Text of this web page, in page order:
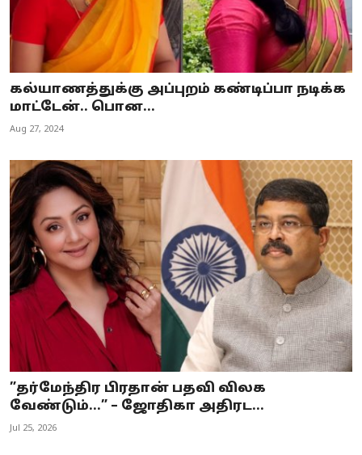
கல்யாணத்துக்கு அப்புறம் கண்டிப்பா நடிக்க
மாட்டேன்.. பொன...
Aug 27, 2024
”தர்மேந்திர பிரதான் பதவி விலக
வேண்டும்…” – ஜோதிகா அதிரட...
Jul 25, 2026